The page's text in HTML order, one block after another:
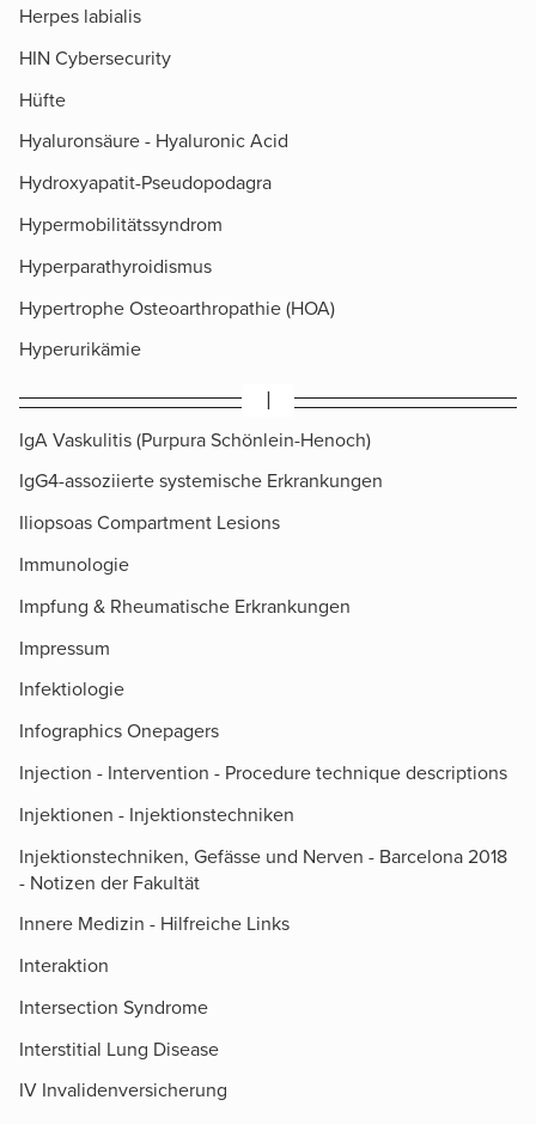
Herpes labialis
HIN Cybersecurity
Hüfte
Hyaluronsäure - Hyaluronic Acid
Hydroxyapatit-Pseudopodagra
Hypermobilitätssyndrom
Hyperparathyroidismus
Hypertrophe Osteoarthropathie (HOA)
Hyperurikämie
I
IgA Vaskulitis (Purpura Schönlein-Henoch)
IgG4-assoziierte systemische Erkrankungen
Iliopsoas Compartment Lesions
Immunologie
Impfung & Rheumatische Erkrankungen
Impressum
Infektiologie
Infographics Onepagers
Injection - Intervention - Procedure technique descriptions
Injektionen - Injektionstechniken
Injektionstechniken, Gefässe und Nerven - Barcelona 2018
- Notizen der Fakultät
Innere Medizin - Hilfreiche Links
Interaktion
Intersection Syndrome
Interstitial Lung Disease
IV Invalidenversicherung